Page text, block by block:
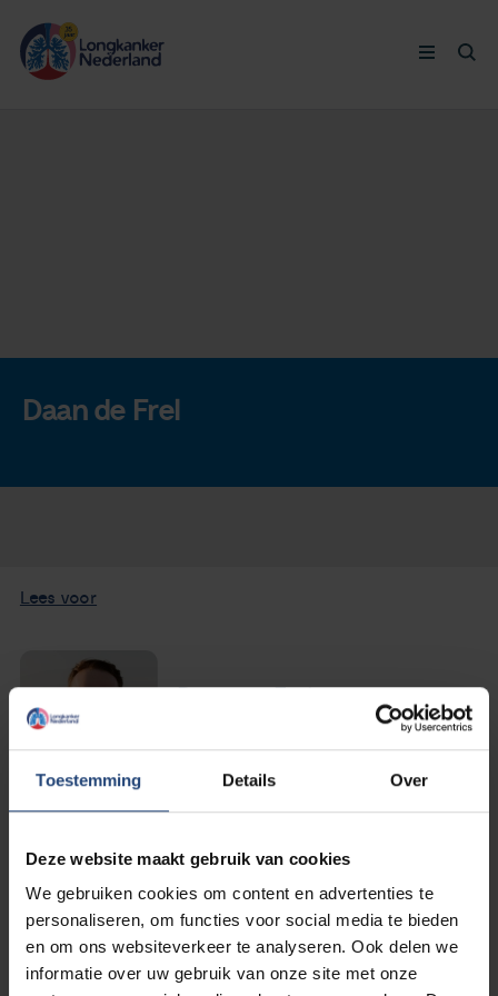
Toestemming Details Over
Deze website maakt gebruik van cookies
We gebruiken cookies om content en advertenties te
personaliseren, om functies voor social media te bieden
en om ons websiteverkeer te analyseren. Ook delen we
informatie over uw gebruik van onze site met onze
Agenda
Over ons
Zorgverleners
Contact
Steun ons
Daan de Frel
Lees voor
Daan de Frel
Mijn naam is Daan, ik ben 31 jaar en woon in Den Haag
samen met mijn vriendin Lieke. Ik houd van reizen,
sporten, koken, lezen en nog veel meer. Ik ben arts en
gepromoveerd op Leefstijlgeneeskunde. In de zomer van